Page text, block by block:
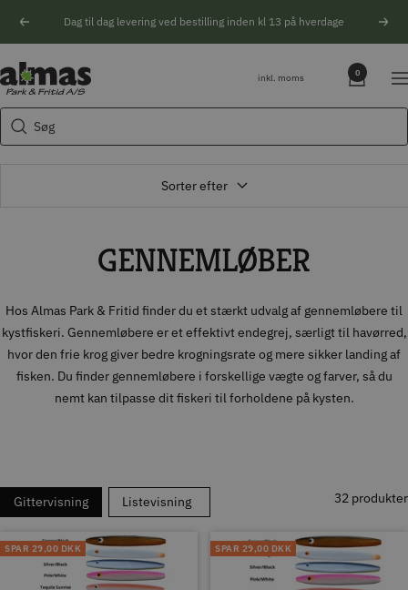
Forrige Dag til dag levering ved bestilling inden kl 13 på hverdage
Søg
Almas
Park
&
Fritid
inkl. moms 0
Sorter efter
GENNEMLØBER
Hos Almas Park & Fritid finder du et stærkt udvalg af gennemløbere til
kystfiskeri. Gennemløbere er et effektivt endegrej, særligt til havørred,
hvor den frie krog giver bedre krogningsrate og mere sikker landing af
fisken. Du finder gennemløbere i forskellige vægte og farver, så du
nemt kan tilpasse dit fiskeri til forholdene på kysten.
Gittervisning Listevisning 32 produkter
SPAR 29,00 DKK SPAR 29,00 DKK
Søgeforslag
Husqvarna motorsav
Kikkert
Blink